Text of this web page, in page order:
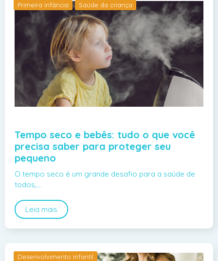
Primeira infância Saúde da criança
Tempo seco e bebês: tudo o que você
precisa saber para proteger seu
pequeno
O tempo seco é um grande desafio para a saúde de
todos,…
Leia mais
Desenvolvimento infantil